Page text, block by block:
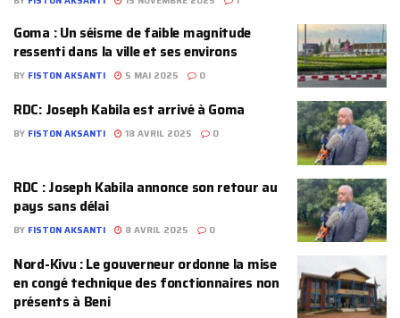
Goma : Un séisme de faible magnitude
ressenti dans la ville et ses environs
BY FISTON AKSANTI 5 MAI 2025 0
RDC: Joseph Kabila est arrivé à Goma
BY FISTON AKSANTI 18 AVRIL 2025 0
RDC : Joseph Kabila annonce son retour au
pays sans délai
BY FISTON AKSANTI 8 AVRIL 2025 0
Nord-Kivu : Le gouverneur ordonne la mise
en congé technique des fonctionnaires non
présents à Beni